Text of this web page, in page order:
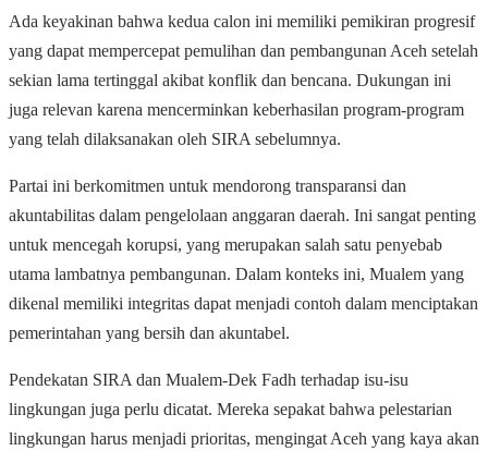
Ada keyakinan bahwa kedua calon ini memiliki pemikiran progresif
yang dapat mempercepat pemulihan dan pembangunan Aceh setelah
sekian lama tertinggal akibat konflik dan bencana. Dukungan ini
juga relevan karena mencerminkan keberhasilan program-program
yang telah dilaksanakan oleh SIRA sebelumnya.
Partai ini berkomitmen untuk mendorong transparansi dan
akuntabilitas dalam pengelolaan anggaran daerah. Ini sangat penting
untuk mencegah korupsi, yang merupakan salah satu penyebab
utama lambatnya pembangunan. Dalam konteks ini, Mualem yang
dikenal memiliki integritas dapat menjadi contoh dalam menciptakan
pemerintahan yang bersih dan akuntabel.
Pendekatan SIRA dan Mualem-Dek Fadh terhadap isu-isu
lingkungan juga perlu dicatat. Mereka sepakat bahwa pelestarian
lingkungan harus menjadi prioritas, mengingat Aceh yang kaya akan